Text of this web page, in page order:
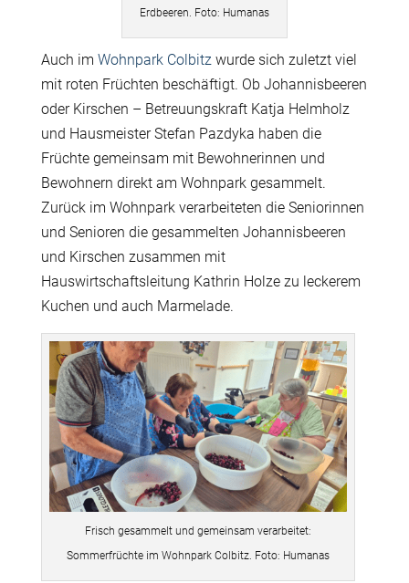
Erdbeeren. Foto: Humanas
Auch im Wohnpark Colbitzwurde sich zuletzt viel
mit roten Früchten beschäftigt. Ob Johannisbeeren
oder Kirschen – Betreuungskraft Katja Helmholz
und Hausmeister Stefan Pazdyka haben die
Früchte gemeinsam mit Bewohnerinnen und
Bewohnern direkt am Wohnpark gesammelt.
Zurück im Wohnpark verarbeiteten die Seniorinnen
und Senioren die gesammelten Johannisbeeren
und Kirschen zusammen mit
Hauswirtschaftsleitung Kathrin Holze zu leckerem
Kuchen und auch Marmelade.
Frisch gesammelt und gemeinsam verarbeitet:
Sommerfrüchte im Wohnpark Colbitz. Foto: Humanas